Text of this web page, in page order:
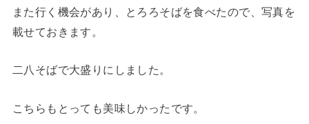
また行く機会があり、とろろそばを食べたので、写真を
載せておきます。
二八そばで大盛りにしました。
こちらもとっても美味しかったです。